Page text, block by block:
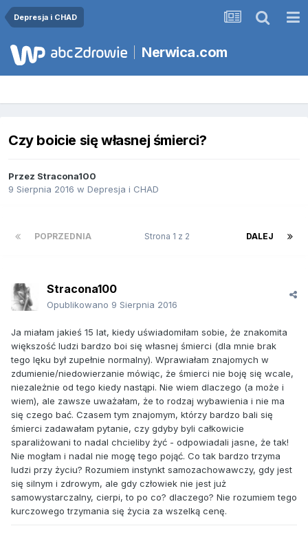
Depresja i CHAD
Nerwica.com
Czy boicie się własnej śmierci?
Przez Stracona100
9 Sierpnia 2016 w Depresja i CHAD
POPRZEDNIA DALEJ
Strona 1 z 2
Stracona100
Opublikowano 9 Sierpnia 2016
Ja miałam jakieś 15 lat, kiedy uświadomiłam sobie, że znakomita
większość ludzi bardzo boi się własnej śmierci (dla mnie brak
tego lęku był zupełnie normalny). Wprawiałam znajomych w
zdumienie/niedowierzanie mówiąc, że śmierci nie boję się wcale,
niezależnie od tego kiedy nastąpi. Nie wiem dlaczego (a może i
wiem), ale zawsze uważałam, że to rodzaj wybawienia i nie ma
się czego bać. Czasem tym znajomym, którzy bardzo bali się
śmierci zadawałam pytanie, czy gdyby byli całkowicie
sparaliżowani to nadal chcieliby żyć - odpowiadali jasne, że tak!
Nie mogłam i nadal nie mogę tego pojąć. Co tak bardzo trzyma
ludzi przy życiu? Rozumiem instynkt samozachowawczy, gdy jest
się silnym i zdrowym, ale gdy człowiek nie jest już
samowystarczalny, cierpi, to po co? dlaczego? Nie rozumiem tego
kurczowego trzymania się życia za wszelką cenę.